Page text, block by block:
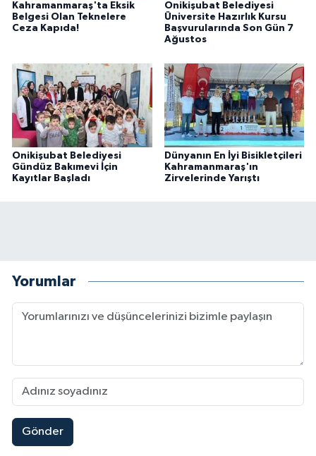
Kahramanmaraş'ta Eksik
Belgesi Olan Teknelere
Ceza Kapıda!
Onikişubat Belediyesi
Üniversite Hazırlık Kursu
Başvurularında Son Gün 7
Ağustos
Onikişubat Belediyesi
Gündüz Bakımevi İçin
Kayıtlar Başladı
Dünyanın En İyi Bisikletçileri
Kahramanmaraş'ın
Zirvelerinde Yarıştı
Yorumlar
Gönder
12:06 |Kahramanmaraş'ta Said Bey Sitesi Davasında 3